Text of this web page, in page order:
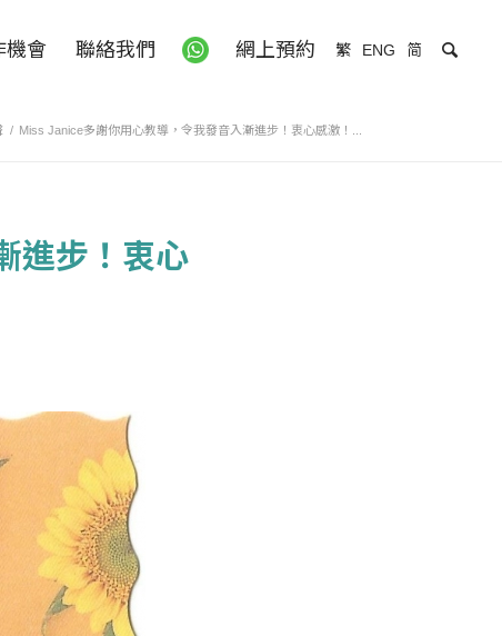
機會 聯絡我們 網上預約 繁 ENG 简
/ Miss Janice多謝你用心教導，令我發音入漸進步！衷心感激！...
進步！衷心